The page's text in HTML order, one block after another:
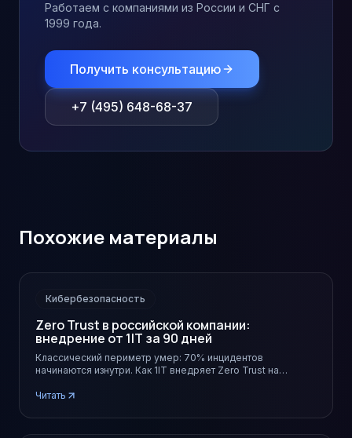
Работаем с компаниями из России и СНГ с
1999 года.
Получить консультацию
+7 (495) 648-68-37
Похожие материалы
Кибербезопасность
Zero Trust в российской компании:
внедрение от 1IT за 90 дней
Классический периметр умер: 70% инцидентов
начинаются изнутри. Как 1IT внедряет Zero Trust на
Читать